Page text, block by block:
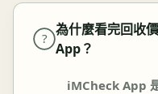
?
為什麼看完回收
App？
iMCheck App